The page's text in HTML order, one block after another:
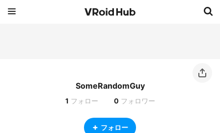
SomeRandomGuy
1 フォロー 0 フォロワー
フォロー